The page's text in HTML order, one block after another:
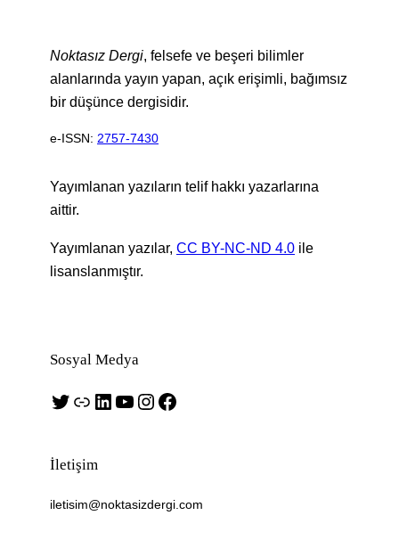
Noktasız Dergi, felsefe ve beşeri bilimler
alanlarında yayın yapan, açık erişimli, bağımsız
bir düşünce dergisidir.
e-ISSN: 2757-7430
Yayımlanan yazıların telif hakkı yazarlarına
aittir.
Yayımlanan yazılar, CC BY-NC-ND 4.0 ile
lisanslanmıştır.
Sosyal Medya
Twitter Bağlantı LinkedIn YouTube Instagram Facebook
İletişim
iletisim@noktasizdergi.com